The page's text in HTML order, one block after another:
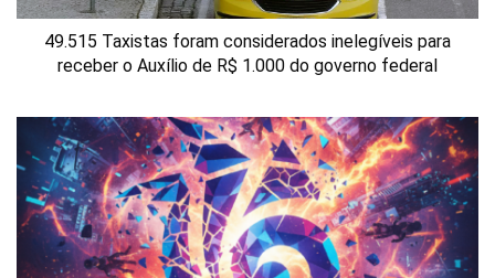
49.515 Taxistas foram considerados inelegíveis para
receber o Auxílio de R$ 1.000 do governo federal